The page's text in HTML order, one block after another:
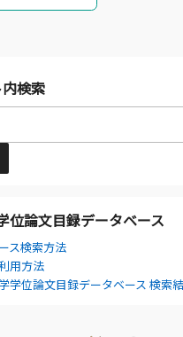
検索
位論文目録データベース
ス検索方法
用方法
学位論文目録データベース 検索